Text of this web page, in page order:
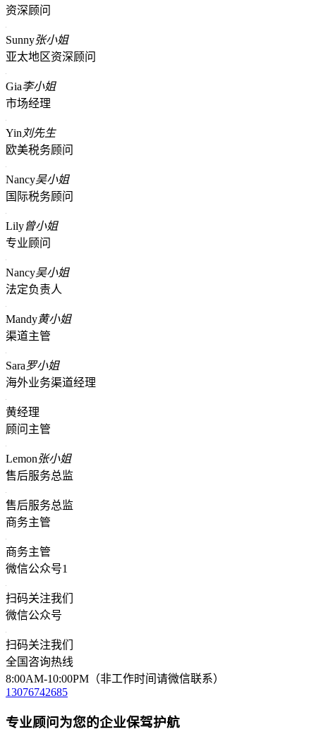
资深顾问
Sunny张小姐
亚太地区资深顾问
Gia李小姐
市场经理
Yin 刘先生
欧美税务顾问
Nancy吴小姐
国际税务顾问
Lily曾小姐
专业顾问
Nancy吴小姐
法定负责人
Mandy黄小姐
渠道主管
Sara罗小姐
海外业务渠道经理
黄经理
顾问主管
Lemon张小姐
售后服务总监
售后服务总监
商务主管
商务主管
微信公众号1
扫码关注我们
微信公众号
扫码关注我们
全国咨询热线
8:00AM-10:00PM（非工作时间请微信联系）
13076742685
专业顾问为您的企业保驾护航